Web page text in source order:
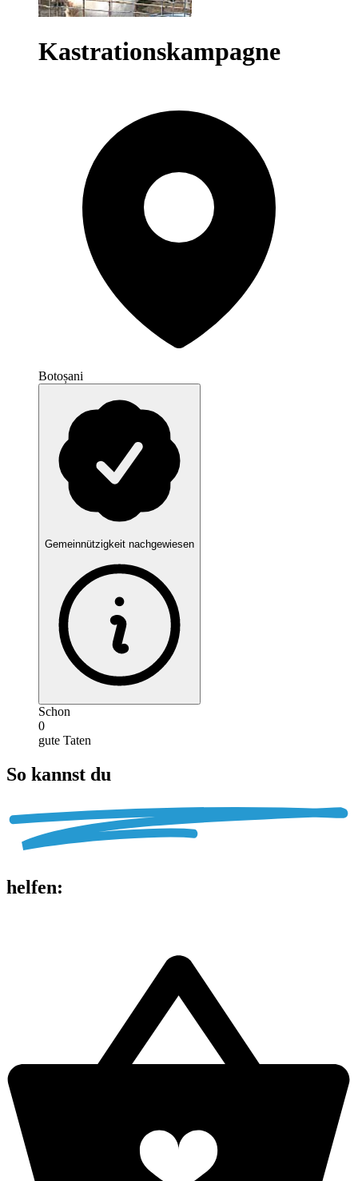
Kastrationskampagne
Botoșani
Gemeinnützigkeit nachgewiesen
Schon
0
gute Taten
So kannst du
helfen: